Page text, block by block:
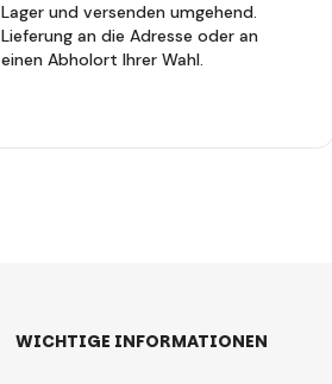
Lager und versenden umgehend.
Lieferung an die Adresse oder an
einen Abholort Ihrer Wahl.
WICHTIGE INFORMATIONEN